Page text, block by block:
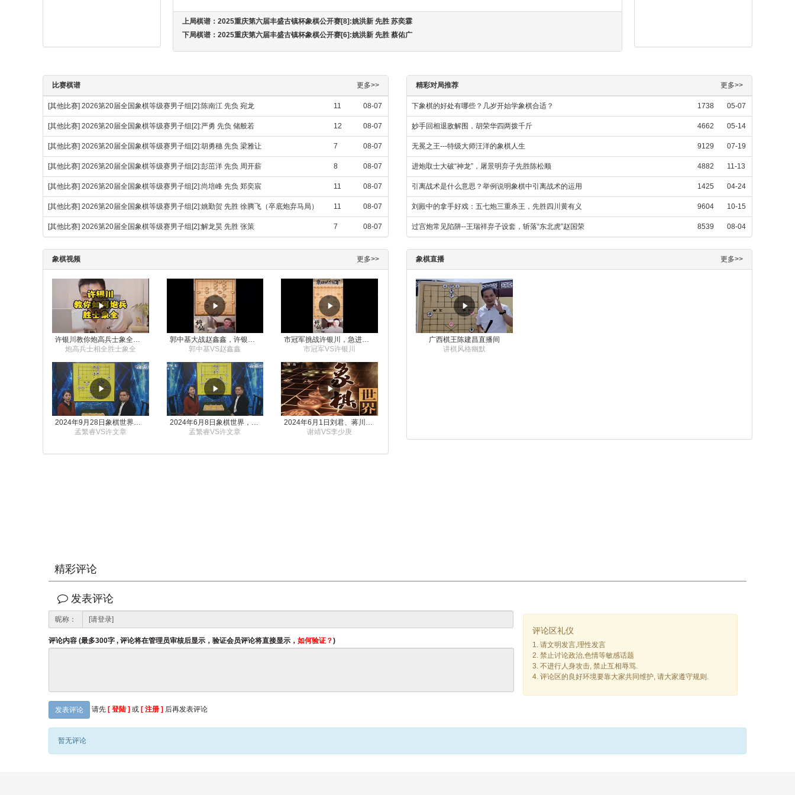
上局棋谱： 2025重庆第六届丰盛古镇杯象棋公开赛[8]:姚洪新 先胜 苏奕霖
下局棋谱： 2025重庆第六届丰盛古镇杯象棋公开赛[6]:姚洪新 先胜 蔡佑广
比赛棋谱 更多>>
[其他比赛] 2026第20届全国象棋等级赛男子组[2]:陈南江 先负 宛龙 11 08-07
[其他比赛] 2026第20届全国象棋等级赛男子组[2]:严勇 先负 储般若 12 08-07
[其他比赛] 2026第20届全国象棋等级赛男子组[2]:胡勇穗 先负 梁雅让 7 08-07
[其他比赛] 2026第20届全国象棋等级赛男子组[2]:彭茁洋 先负 周开薪 8 08-07
[其他比赛] 2026第20届全国象棋等级赛男子组[2]:尚培峰 先负 郑奕宸 11 08-07
[其他比赛] 2026第20届全国象棋等级赛男子组[2]:姚勤贺 先胜 徐腾飞（卒底炮弃马局） 11 08-07
[其他比赛] 2026第20届全国象棋等级赛男子组[2]:解龙昊 先胜 张策 7 08-07
精彩对局推荐 更多>>
下象棋的好处有哪些？几岁开始学象棋合适？ 1738 05-07
妙手回相退敌解围，胡荣华四两拨千斤 4662 05-14
无冕之王---特级大师汪洋的象棋人生 9129 07-19
进炮取士大破“神龙”，屠景明弃子先胜陈松顺 4882 11-13
引离战术是什么意思？举例说明象棋中引离战术的运用 1425 04-24
刘殿中的拿手好戏：五七炮三重杀王，先胜四川黄有义 9604 10-15
过宫炮常见陷阱--王瑞祥弃子设套，斩落“东北虎”赵国荣 8539 08-04
象棋视频 更多>>
炮高兵士相全胜士象全
郭中基VS赵鑫鑫
市冠军VS许银川
2024年9月28日象棋世界栏目，刘君、蒋川讲解了第九届杨官璘杯象棋公开赛孟繁睿与许文章的对局
孟繁睿VS许文章
2024年6月8日象棋世界，刘君、蒋川讲解了第九届杨官璘杯全国象棋公开赛孟繁睿与许文章的对局
孟繁睿VS许文章
2024年6月1日刘君、蒋川讲解第三届上海杯象棋大师赛谢靖与李少庚的对局
谢靖VS李少庚
象棋直播 更多>>
广西棋王陈建昌直播间
讲棋风格幽默
精彩评论
发表评论
昵称：
评论内容 (最多300字 , 评论将在管理员审核后显示，验证会员评论将直接显示， 如何验证？)
发表评论 请先 [ 登陆 ] 或 [ 注册 ] 后再发表评论
评论区礼仪
1. 请文明发言,理性发言
2. 禁止讨论政治,色情等敏感话题
3. 不进行人身攻击, 禁止互相辱骂.
4. 评论区的良好环境要靠大家共同维护, 请大家遵守规则.
暂无评论